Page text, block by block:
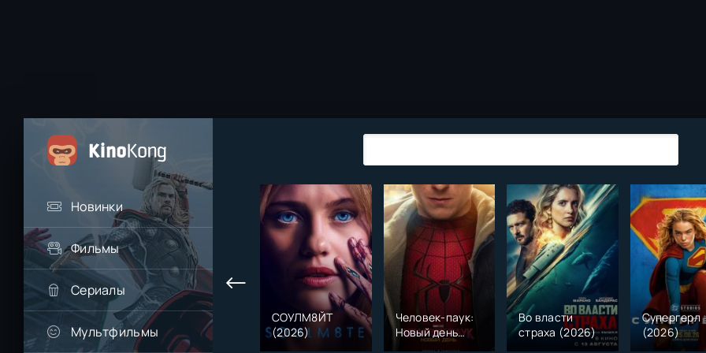
Новинки
Фильмы
Сериалы
Мультфильмы
СОУЛМ8ЙТ
(2026)
Человек-паук:
Новый день
(2026)
Во власти
страха (2026)
Супергерл
(2026)